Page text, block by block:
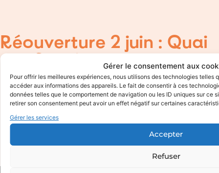
Gérer le consentement aux
Pour offrir les meilleures expériences, nous utilisons des technologies telles
accéder aux informations des appareils. Le fait de consentir à ces
données telles que le comportement de navigation ou les ID uniques sur ce
retirer son consentement peut avoir un effet négatif sur certaines
Gérer les services
Accepter
Refuser
Réouverture 2 juin : Quai
des Savoirs
28/05/2020
https://www.quaidessavoirs.fr/-/information-
reouverture?